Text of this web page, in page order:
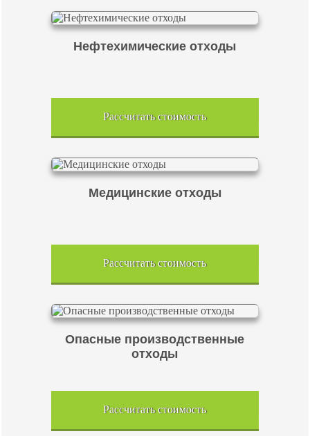
Нефтехимические отходы
Рассчитать стоимость
Медицинские отходы
Рассчитать стоимость
Опасные производственные
отходы
Рассчитать стоимость